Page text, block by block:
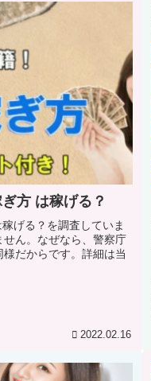
方 は稼げる？
げる？を調査していま
ん。なぜなら、警察庁
だからです。詳細は当
2022.02.16